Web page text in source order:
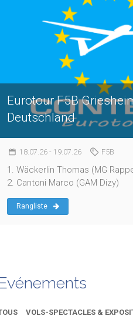
Eurotour F5B
Deutschland
18.07.26 - 19.07.26 F5B
1. Wäckerlin Thomas (MG
2. Cantoni Marco (GAM Dizy)
Rangliste
VOLS-SPECTACLES &